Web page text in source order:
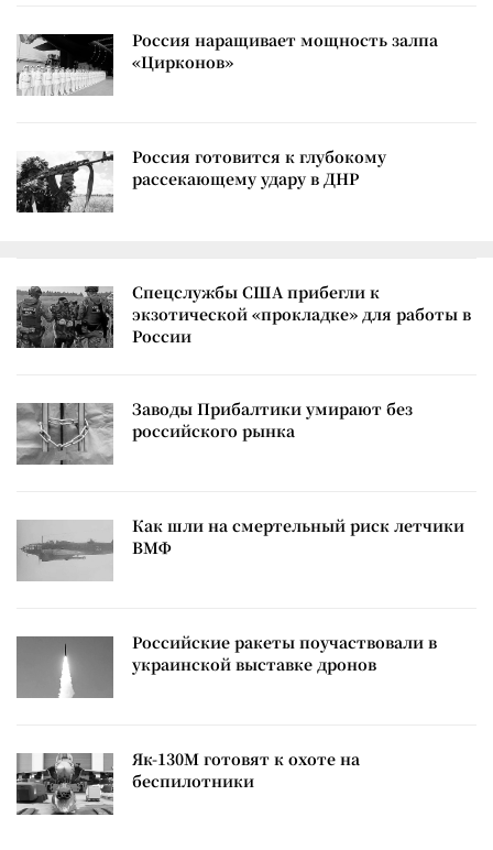
Россия наращивает мощность залпа
«Цирконов»
Россия готовится к глубокому
рассекающему удару в ДНР
Спецслужбы США прибегли к
экзотической «прокладке» для работы в
России
Заводы Прибалтики умирают без
российского рынка
Как шли на смертельный риск летчики
ВМФ
Российские ракеты поучаствовали в
украинской выставке дронов
Як-130М готовят к охоте на
беспилотники